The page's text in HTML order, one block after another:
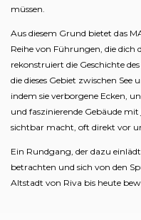
müssen.
Aus diesem Grund bietet das
Reihe von Führungen, die dich
rekonstruiert die Geschichte
die dieses Gebiet zwischen
indem sie verborgene Ecken,
und faszinierende Gebäude
sichtbar macht, oft direkt vor
Ein Rundgang, der dazu
betrachten und sich von den
Altstadt von Riva bis heute